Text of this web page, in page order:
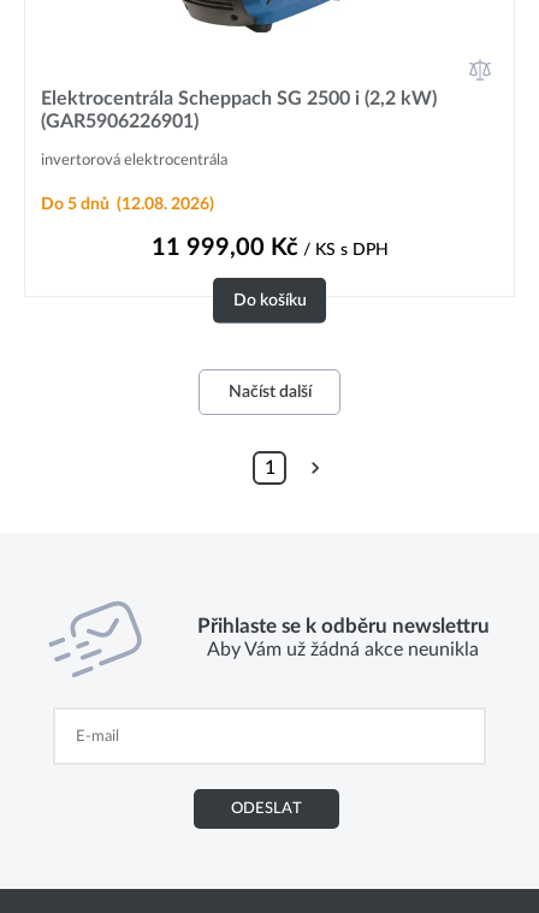
Elektrocentrála Scheppach SG 2500 i (2,2 kW)
(GAR5906226901)
invertorová elektrocentrála
Do 5 dnů (12.08. 2026)
11 999,00 Kč/ KS s DPH
Do košíku
Načíst další
1
Přihlaste se k odběru newslettru
Aby Vám už žádná akce neunikla
ODESLAT